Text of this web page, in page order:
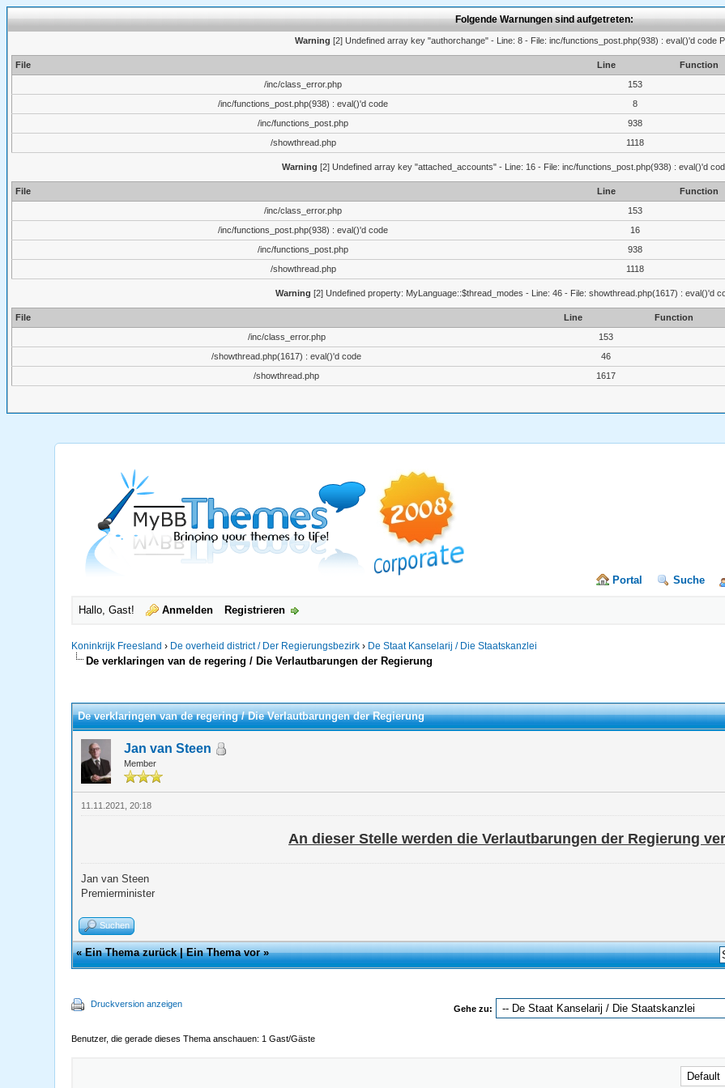
Folgende Warnungen sind aufgetreten:
Warning [2] Undefined array key "authorchange" - Line: 8 - File: inc/functions_post.php(938) : eval()'d code
File Line
Function
/inc/class_error.php
153
/inc/functions_post.php(938) : eval()'d code
8
/inc/functions_post.php
938
/showthread.php
1118
Warning [2] Undefined array key "attached_accounts" - Line: 16 - File: inc/functions_post.php(938) : eval()'d
File Line
Function
/inc/class_error.php
153
/inc/functions_post.php(938) : eval()'d code
16
/inc/functions_post.php
938
/showthread.php
1118
Warning [2] Undefined property: MyLanguage::$thread_modes - Line: 46 - File: showthread.php(1617) : eval()'d
File Line
Function
/inc/class_error.php
153
/showthread.php(1617) : eval()'d code
46
/showthread.php
1617
Portal Suche
Hallo, Gast! Anmelden Registrieren
Koninkrijk Freesland › De overheid district / Der Regierungsbezirk› De Staat Kanselarij / Die Staatskanzlei
De verklaringen van de regering / Die Verlautbarungen der Regierung
De verklaringen van de regering / Die Verlautbarungen der Regierung
Jan van Steen
Member
11.11.2021, 20:18
An dieser Stelle werden die Verlautbarungen der Regierung
Jan van Steen
Premierminister
Suchen
«Ein Thema zurück|Ein Thema vor»
Druckversion anzeigen Gehe zu:
Benutzer, die gerade dieses Thema anschauen: 1 Gast/Gäste